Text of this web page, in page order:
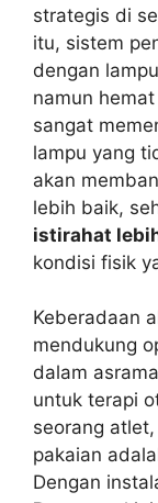
strategis di
itu, sistem
dengan
namun
sangat
lampu yang
akan
lebih baik,
istirahat
kondisi fisik
Keberadaan
mendukung
dalam
untuk terapi
seorang
pakaian
Dengan